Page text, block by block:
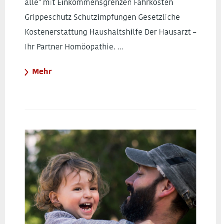
alle" mit Einkommensgrenzen Fahrkosten
Grippeschutz Schutzimpfungen Gesetzliche
Kostenerstattung Haushaltshilfe Der Hausarzt –
Ihr Partner Homöopathie. ...
Mehr